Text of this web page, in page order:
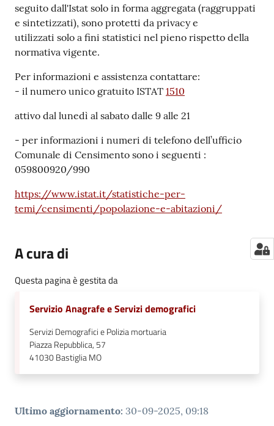
seguito dall'Istat solo in forma aggregata (raggruppati
e sintetizzati), sono protetti da privacy e
utilizzati solo a fini statistici nel pieno rispetto della
normativa vigente.
Per informazioni e assistenza contattare:
- il numero unico gratuito ISTAT 1510
attivo dal lunedì al sabato dalle 9 alle 21
- per informazioni i numeri di telefono dell’ufficio
Comunale di Censimento sono i seguenti :
059800920/990
https://www.istat.it/statistiche-per-
temi/censimenti/popolazione-e-abitazioni/
A cura di
Questa pagina è gestita da
Servizio Anagrafe e Servizi demografici
Servizi Demografici e Polizia mortuaria
Piazza Repubblica, 57
41030Bastiglia MO
Ultimo aggiornamento: 30-09-2025, 09:18